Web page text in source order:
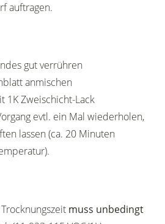
auftragen.
gut verrühren
anmischen
1K Zweischicht-Lack
evtl. ein Mal wiederholen,
lassen (ca. 20 Minuten
muss unbedingt